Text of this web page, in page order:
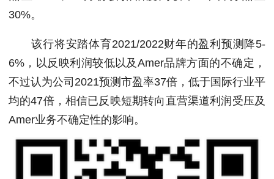
30%。
该行将安踏体育2021/2022财年的盈利预测降5-
6%，以反映利润较低以及Amer品牌方面的不确定，
不过认为公司2021预测市盈率37倍，低于国际行业平
均的47倍，相信已反映短期转向直营渠道利润受压及
Amer业务不确定性的影响。